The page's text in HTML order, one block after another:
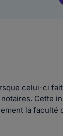
celui-ci
Cette
la faculté